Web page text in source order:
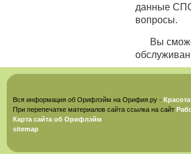
данные
вопросы.
Вы
Вся информация об Орифлэйм на Орифия.ру -
При перепечатке материалов сайта ссылка на сайт
Карта сайта об Орифлэйм
sitemap